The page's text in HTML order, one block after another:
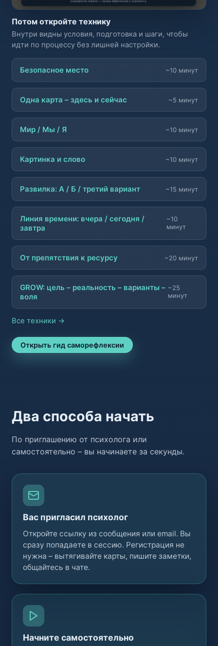
Потом откройте технику
Внутри видны условия, подготовка и шаги, чтобы
идти по процессу без лишней настройки.
Безопасное место ~10 минут
Одна карта – здесь и сейчас ~5 минут
Мир / Мы / Я ~10 минут
Картинка и слово ~10 минут
Развилка: А / Б / третий вариант ~15 минут
Линия времени: вчера / сегодня /
завтра
~10
минут
От препятствия к ресурсу ~20 минут
GROW: цель – реальность – варианты –
воля
~25
минут
Все техники →
Открыть гид саморефлексии
Два способа начать
По приглашению от психолога или
самостоятельно – вы начинаете за секунды.
Вас пригласил психолог
Откройте ссылку из сообщения или email. Вы
сразу попадаете в сессию. Регистрация не
нужна – вытягивайте карты, пишите заметки,
общайтесь в чате.
Начните самостоятельно